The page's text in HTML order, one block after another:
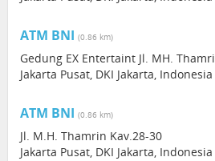
ATM BNI (0.86 km)
Gedung EX Entertaint Jl. MH.
Jakarta Pusat, DKI Jakarta,
ATM BNI (0.86 km)
Jl. M.H. Thamrin Kav.28-30
Jakarta Pusat, DKI Jakarta,